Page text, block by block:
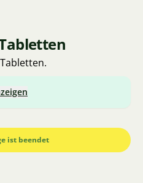
ist beendet